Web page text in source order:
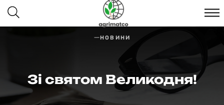
НОВИНИ
Зі святом Великодня!